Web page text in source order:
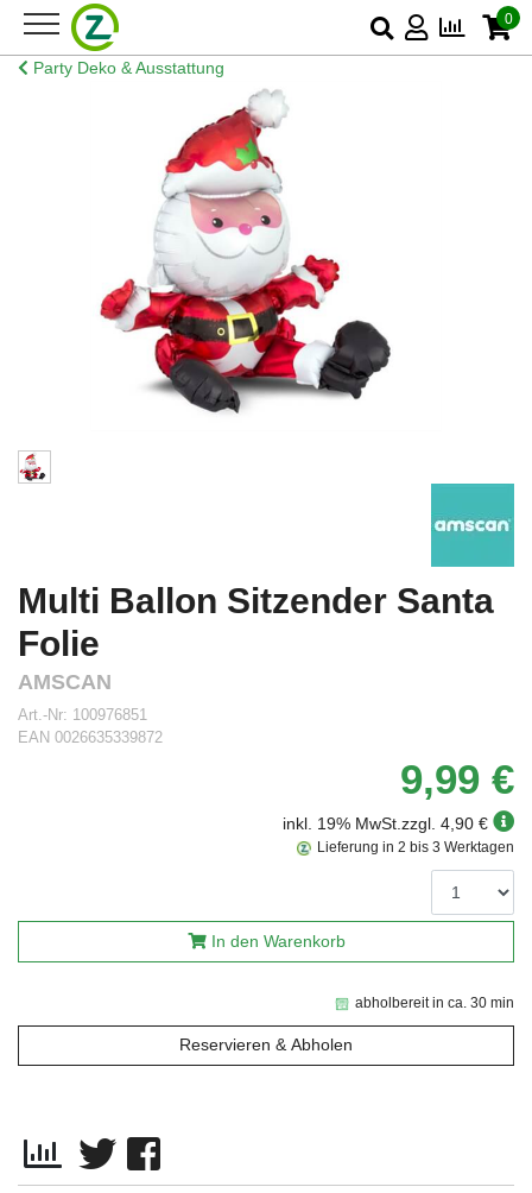
0
Party Deko & Ausstattung
Multi Ballon Sitzender Santa
Folie
AMSCAN
Art.-Nr: 100976851
EAN 0026635339872
9,99 €
inkl. 19% MwSt.zzgl. 4,90 €
abholbereit in ca. 30 min
Reservieren & Abholen
Lieferung in 2 bis 3 Werktagen
In den Warenkorb